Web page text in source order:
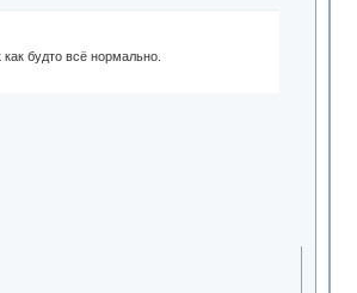
будто всё нормально.